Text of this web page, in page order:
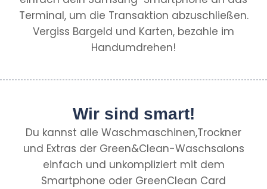
Terminal, um die Transaktion abzuschließen.
Vergiss Bargeld und Karten, bezahle im
Handumdrehen!
Wir sind smart!
Du kannst alle Waschmaschinen,Trockner
und Extras der Green&Clean-Waschsalons
einfach und unkompliziert mit dem
Smartphone oder GreenClean Card